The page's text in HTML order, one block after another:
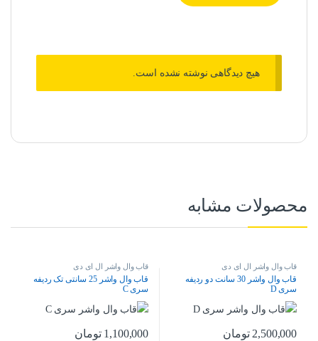
هیچ دیدگاهی نوشته نشده است.
محصولات مشابه
قاب وال واشر ال ای دی
قاب وال واشر 30 سانت دو ردیفه
سری D
2,500,000 تومان
قاب وال واشر ال ای دی
قاب وال واشر 25 سانتی تک ردیفه
سری C
1,100,000 تومان